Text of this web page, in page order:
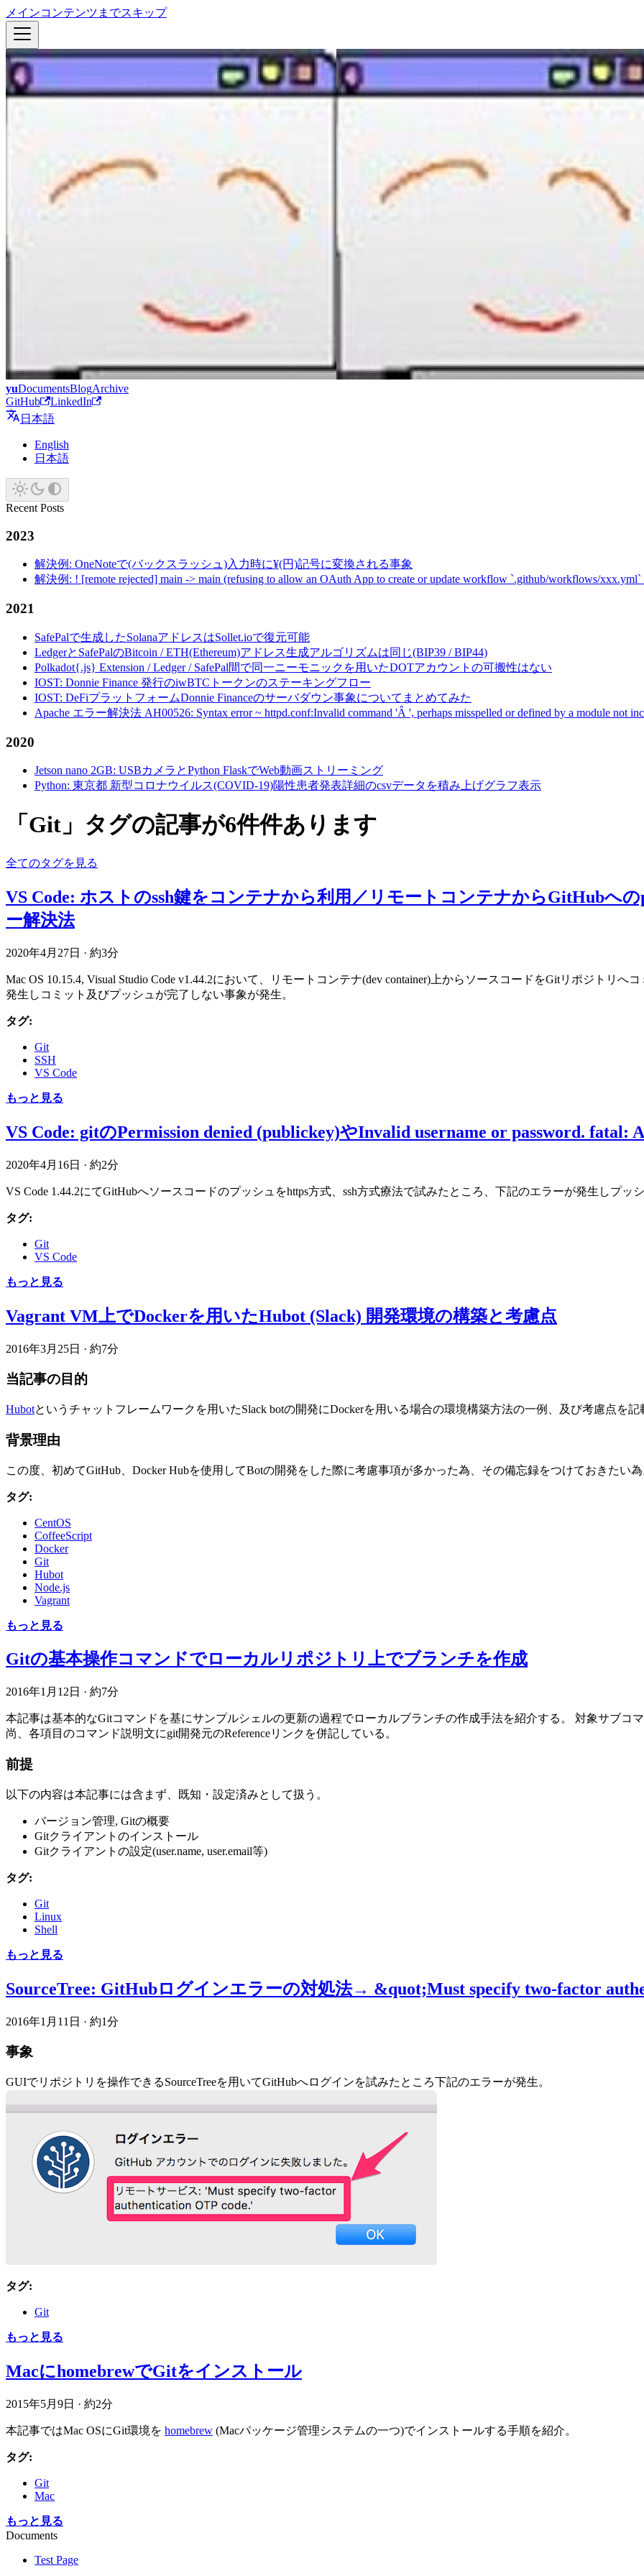
メインコンテンツまでスキップ
yuDocumentsBlogArchive
GitHub
LinkedIn
日本語
English
日本語
Recent Posts
2023
解決例: OneNoteで(バックスラッシュ)入力時に¥(円)記号に変換される事象
解決例: ! [remote rejected] main -> main (refusing to allow an OAuth App to create or update workflow `.github/workflows/
2021
SafePalで生成したSolanaアドレスはSollet.ioで復元可能
LedgerとSafePalのBitcoin / ETH(Ethereum)アドレス生成アルゴリズムは同じ(BIP39 / BIP44)
Polkadot{.js} Extension / Ledger / SafePal間で同一ニーモニックを用いたDOTアカウントの可搬性はない
IOST: Donnie Finance 発行のiwBTCトークンのステーキングフロー
IOST: DeFiプラットフォームDonnie Financeのサーバダウン事象についてまとめてみた
Apache エラー解決法 AH00526: Syntax error ~ httpd.conf:Invalid command 'Â ', perhaps misspelled or defined by a module not
2020
Jetson nano 2GB: USBカメラとPython FlaskでWeb動画ストリーミング
Python: 東京都 新型コロナウイルス(COVID-19)陽性患者発表詳細のcsvデータを積み上げグラフ表示
「Git」タグの記事が6件件あります
全てのタグを見る
VS Code: ホストのssh鍵をコンテナから利用／リモートコンテナからGitHubへ
ー解決法
2020年4月27日 · 約3分
Mac OS 10.15.4, Visual Studio Code v1.44.2において、リモートコンテナ(dev container)上からソースコードをGitリポジトリ
発生しコミット及びプッシュが完了しない事象が発生。
タグ:
Git
SSH
VS Code
もっと見る
VS Code: gitのPermission denied (publickey)やInvalid username or password. fatal:
2020年4月16日 · 約2分
VS Code 1.44.2にてGitHubへソースコードのプッシュをhttps方式、ssh方式療法で試みたところ、下記のエラーが発生しプッシ
タグ:
Git
VS Code
もっと見る
Vagrant VM上でDockerを用いたHubot (Slack) 開発環境の構築と考慮点
2016年3月25日 · 約7分
当記事の目的
Hubotというチャットフレームワークを用いたSlack botの開発にDockerを用いる場合の環境構築方法の一例、及び考慮点を記
背景理由
この度、初めてGitHub、Docker Hubを使用してBotの開発をした際に考慮事項が多かった為、その備忘録をつけておきたい為
タグ:
CentOS
CoffeeScript
Docker
Git
Hubot
Node.js
Vagrant
もっと見る
Gitの基本操作コマンドでローカルリポジトリ上でブランチを作成
2016年1月12日 · 約7分
本記事は基本的なGitコマンドを基にサンプルシェルの更新の過程でローカルブランチの作成手法を紹介する。 対象サブコマ
尚、各項目のコマンド説明文にgit開発元のReferenceリンクを併記している。
前提
以下の内容は本記事には含まず、既知・設定済みとして扱う。
バージョン管理, Gitの概要
Gitクライアントのインストール
Gitクライアントの設定(user.name, user.email等)
タグ:
Git
Linux
Shell
もっと見る
SourceTree: GitHubログインエラーの対処法→ &quot;Must specify two-factor
2016年1月11日 · 約1分
事象
GUIでリポジトリを操作できるSourceTreeを用いてGitHubへログインを試みたところ下記のエラーが発生。
タグ:
Git
もっと見る
MacにhomebrewでGitをインストール
2015年5月9日 · 約2分
本記事ではMac OSにGit環境を homebrew (Macパッケージ管理システムの一つ)でインストールする手順を紹介。
タグ:
Git
Mac
もっと見る
Documents
Test Page